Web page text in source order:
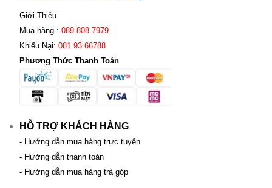
Giới Thiệu
Mua hàng : 089 808 7979
Khiếu Nại: 081 93 66788
Phương Thức Thanh Toán
HỖ TRỢ KHÁCH HÀNG
- Hướng dẫn mua hàng trực tuyến
- Hướng dẫn thanh toán
- Hướng dẫn mua hàng trả góp